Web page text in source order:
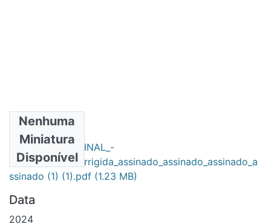
Nenhuma
Miniatura
Disponível
Arquivos
DISSERTACAO_FINAL_-
_LAUDINETE_corrigida_assinado_assinado_assinado_a
ssinado (1) (1).pdf (1.23 MB)
Data
2024